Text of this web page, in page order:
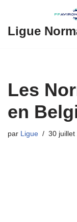
Aller
Ligue
Les
en
par Ligue 30 juillet